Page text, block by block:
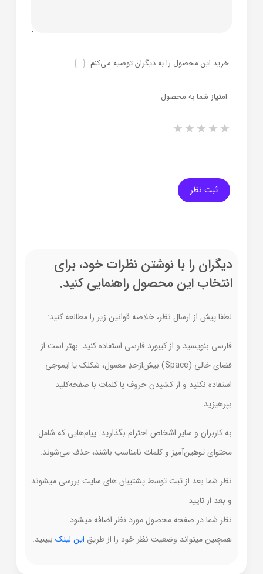
خرید این محصول را به دیگران توصیه می‌کنم
امتیاز شما به محصول
5 stars
4 stars
3 stars
2 stars
ثبت نظر
دیگران را با نوشتن نظرات خود، برای
انتخاب این محصول راهنمایی کنید.
لطفا پیش از ارسال نظر، خلاصه قوانین زیر را مطالعه کنید:
فارسی بنویسید و از کیبورد فارسی استفاده کنید. بهتر است از
فضای خالی (Space) بیش‌از‌حدِ معمول، شکلک یا ایموجی
استفاده نکنید و از کشیدن حروف یا کلمات با صفحه‌کلید
بپرهیزید.
به کاربران و سایر اشخاص احترام بگذارید. پیام‌هایی که شامل
محتوای توهین‌آمیز و کلمات نامناسب باشند، حذف می‌شوند.
نظر شما بعد از ثبت توسط پشتیبان های سایت بررسی میشوند
و بعد از تایید
نظر شما در صفحه محصول مورد نظر اضافه میشود.
همچنین میتواند وضعیت نظر خود را از طریق این لینک ببینید.